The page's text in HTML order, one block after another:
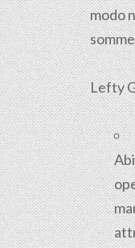
modo
Lefty